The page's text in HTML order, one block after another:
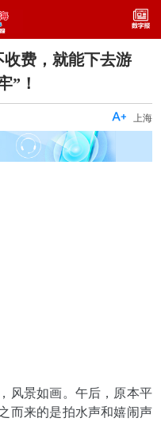
费，就能下去游
”！
上海

风景如画。午后，原本平
而来的是拍水声和嬉闹声